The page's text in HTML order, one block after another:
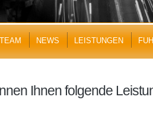
TEAM NEWS LEISTUNGEN
Ihnen folgende